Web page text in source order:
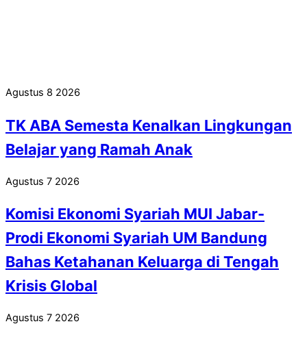
Agustus 8 2026
TK ABA Semesta Kenalkan Lingkungan
Belajar yang Ramah Anak
Agustus 7 2026
Komisi Ekonomi Syariah MUI Jabar-
Prodi Ekonomi Syariah UM Bandung
Bahas Ketahanan Keluarga di Tengah
Krisis Global
Agustus 7 2026